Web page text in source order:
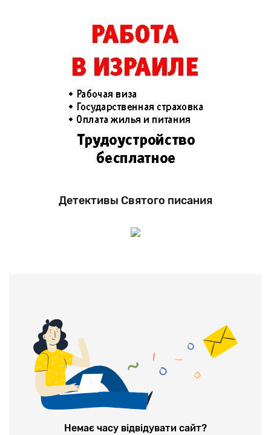
Детективы Святого писания
Немає часу відвідувати сайт?